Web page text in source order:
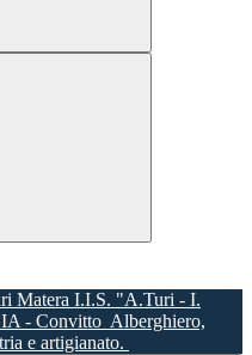
I.I.S. "A.Turi - I.
- Convitto Alberghiero,
e artigianato.